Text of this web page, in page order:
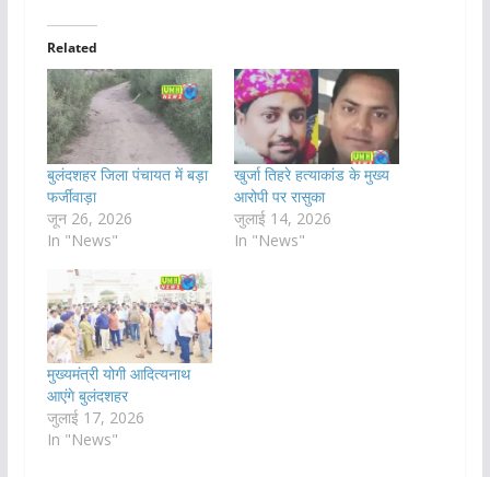
Related
बुलंदशहर जिला पंचायत में बड़ा
फर्जीवाड़ा
जून 26, 2026
In "News"
खुर्जा तिहरे हत्याकांड के मुख्य
आरोपी पर रासुका
जुलाई 14, 2026
In "News"
मुख्यमंत्री योगी आदित्यनाथ
आएंगे बुलंदशहर
जुलाई 17, 2026
In "News"